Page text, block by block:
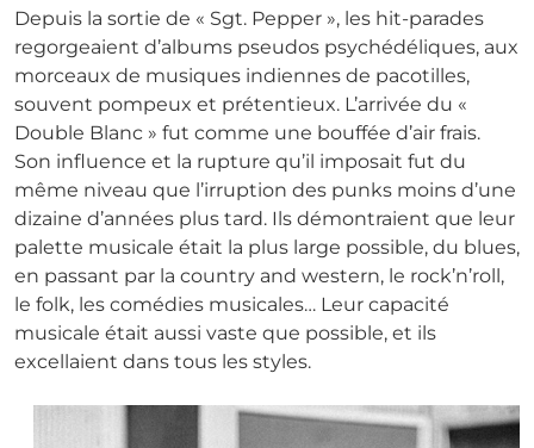
Depuis la sortie de « Sgt. Pepper », les hit-parades
regorgeaient d’albums pseudos psychédéliques, aux
morceaux de musiques indiennes de pacotilles,
souvent pompeux et prétentieux. L’arrivée du «
Double Blanc » fut comme une bouffée d’air frais.
Son influence et la rupture qu’il imposait fut du
même niveau que l’irruption des punks moins d’une
dizaine d’années plus tard. Ils démontraient que leur
palette musicale était la plus large possible, du blues,
en passant par la country and western, le rock’n’roll,
le folk, les comédies musicales… Leur capacité
musicale était aussi vaste que possible, et ils
excellaient dans tous les styles.